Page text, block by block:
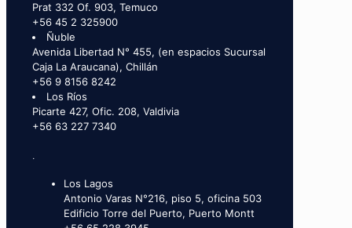
Prat 332 Of. 903, Temuco
+56 45 2 325900
Ñuble
Avenida Libertad N° 455, (en espacios Sucursal
Caja La Araucana), Chillán
+56 9 8156 8242
Los Ríos
Picarte 427, Ofic. 208, Valdivia
+56 63 227 7340
.
Los Lagos
Antonio Varas N°216, piso 5, oficina 503
Edificio Torre del Puerto, Puerto Montt